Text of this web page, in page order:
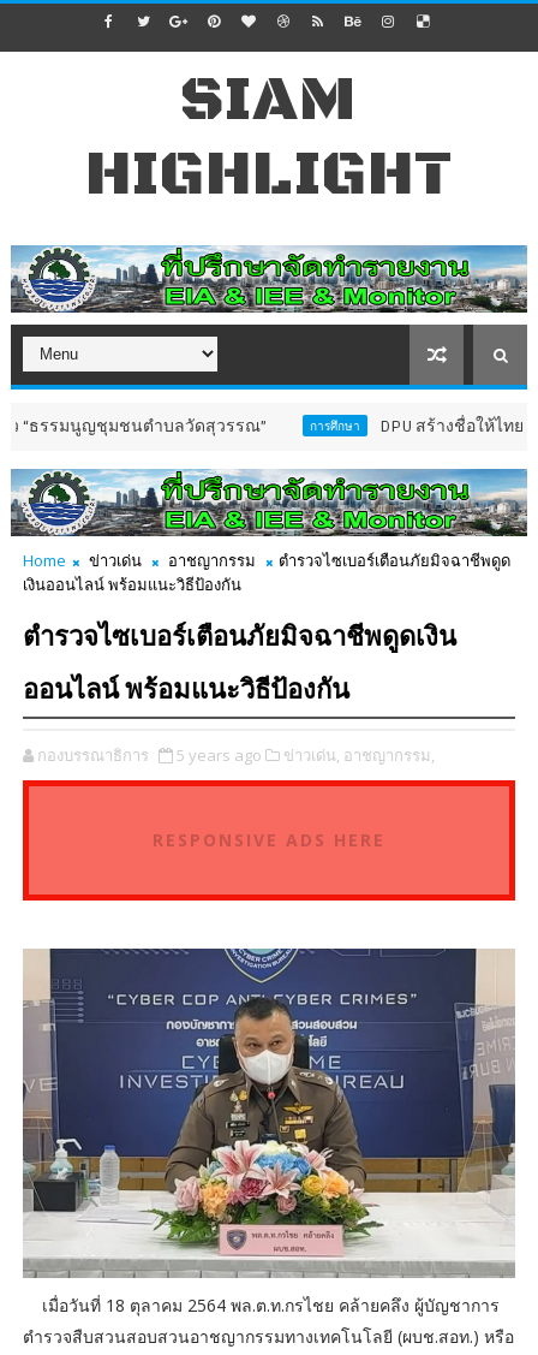
SIAM
HIGHLIGHT
ญชุมชนตำบลวัดสุวรรณ” การศึกษา DPU สร้างชื่อให้ไทย สถาบันแร
Home ข่าวเด่น อาชญากรรม
ตำรวจไซเบอร์เตือนภัยมิจฉาชีพดูด
เงินออนไลน์ พร้อมแนะวิธีป้องกัน
ตำรวจไซเบอร์เตือนภัยมิจฉาชีพดูดเงิน
ออนไลน์ พร้อมแนะวิธีป้องกัน
กองบรรณาธิการ 5 years ago ข่าวเด่น, อาชญากรรม,
RESPONSIVE ADS HERE
เมื่อวันที่ 18 ตุลาคม 2564 พล.ต.ท.กรไชย คล้ายคลึง ผู้บัญชาการ
ตำรวจสืบสวนสอบสวนอาชญากรรมทางเทคโนโลยี (ผบช.สอท.) หรือ